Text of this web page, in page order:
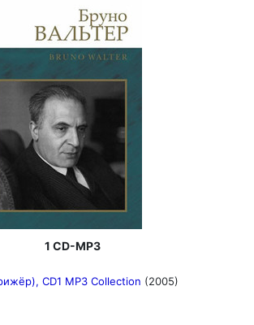
1 CD-MP3
CD1 MP3 Collection (2005)